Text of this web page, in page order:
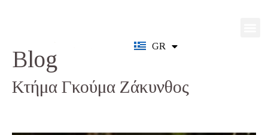
GR
EN
Blog
Κτήμα Γκούμα Ζάκυνθος